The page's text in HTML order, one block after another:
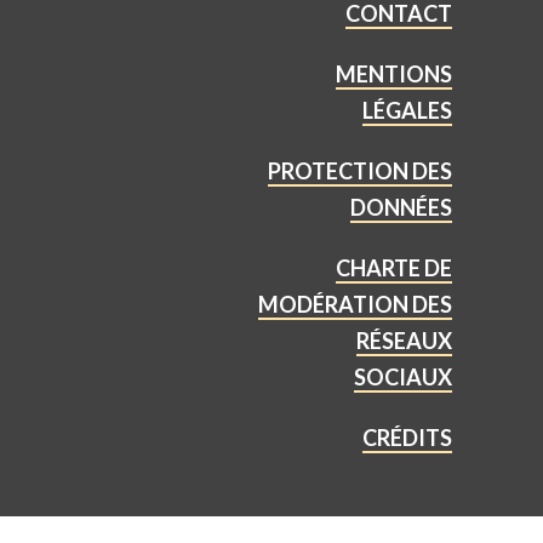
CONTACT
MENTIONS
LÉGALES
PROTECTION DES
DONNÉES
CHARTE DE
MODÉRATION DES
RÉSEAUX
SOCIAUX
CRÉDITS